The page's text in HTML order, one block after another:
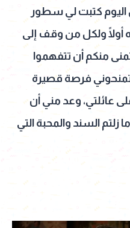
اليوم كتبت لي سطور
أولًا ولكل من وقف إلى
منكم أن تتفهموا
فرصة قصيرة
عائلتي، وعد مني أن
زلتم السند والمحبة التي